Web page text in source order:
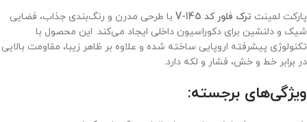
پارکت لمینت ترک فلور کد V-145
با طرحی مدرن و رنگ‌بندی جذاب، فضایی
شیک و دلنشین برای دکوراسیون داخلی ایجاد می‌کند. این محصول با
تکنولوژی پیشرفته اروپایی ساخته شده و علاوه بر ظاهر زیبا، مقاومت بالایی
در برابر خط و خش، فشار و لکه دارد.
ویژگی‌های برجسته: